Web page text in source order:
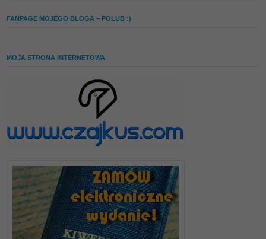
FANPAGE MOJEGO BLOGA – POLUB :)
MOJA STRONA INTERNETOWA